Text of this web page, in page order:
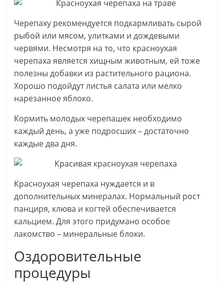
Черепаху рекомендуется подкармливать сырой
рыбой или мясом, улитками и дождевыми
червями. Несмотря на то, что красноухая
черепаха является хищным животным, ей тоже
полезны добавки из растительного рациона.
Хорошо подойдут листья салата или мелко
нарезанное яблоко.
Кормить молодых черепашек необходимо
каждый день, а уже подросших – достаточно
каждые два дня.
Красноухая черепаха нуждается и в
дополнительных минералах. Нормальный рост
панциря, клюва и когтей обеспечивается
кальцием. Для этого придумано особое
лакомство – минеральные блоки.
Оздоровительные
процедуры